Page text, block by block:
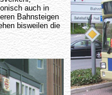
auch in
Bahnsteigen
bisweilen die